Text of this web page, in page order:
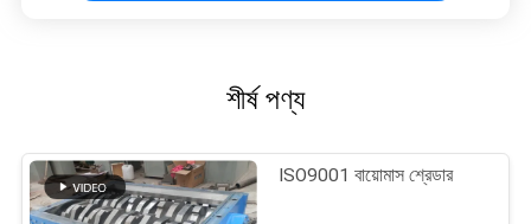
শীর্ষ পণ্য
ISO9001 বায়োমাস শ্রেডার